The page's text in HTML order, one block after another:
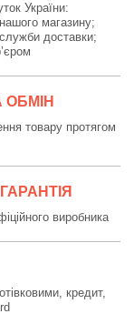
України:
магазину;
доставки;
ОБМІН
товару протягом
виробника
кредит,